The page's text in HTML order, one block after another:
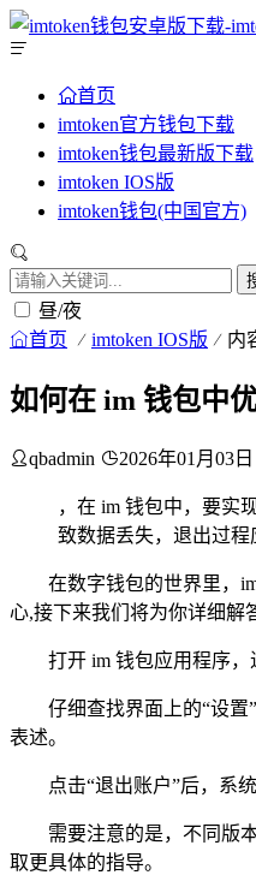
首页
imtoken官方钱包下载
imtoken钱包最新版下载
imtoken IOS版
imtoken钱包(中国官方)
昼/夜
首页 imtoken IOS版 内
如何在 im 钱包中
qbadmin 2026年01月03
，在 im 钱包中，要实
致数据丢失，退出过
在数字钱包的世界里，
心,接下来我们将为你详细解
打开 im 钱包应用程序
仔细查找界面上的“设
表述。
点击“退出账户”后，系
需要注意的是，不同版
取更具体的指导。